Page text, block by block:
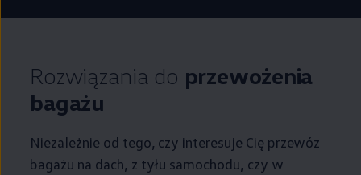
Rozwiązania do przewożenia
bagażu
Niezależnie od tego, czy interesuje Cię przewóz
bagażu na dach, z tyłu samochodu, czy w